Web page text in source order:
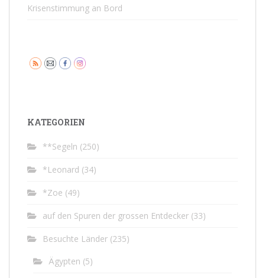
Krisenstimmung an Bord
KATEGORIEN
**Segeln (250)
*Leonard (34)
*Zoe (49)
auf den Spuren der grossen Entdecker (33)
Besuchte Länder (235)
Ägypten (5)